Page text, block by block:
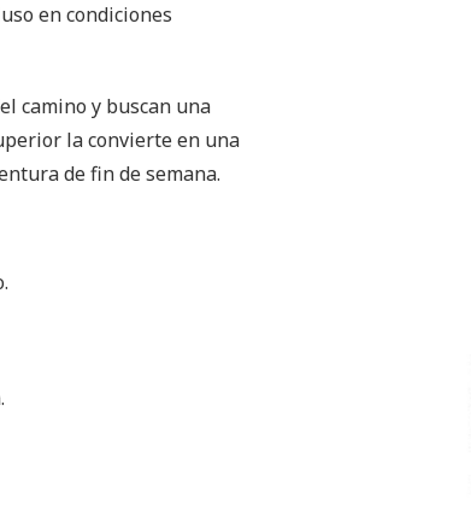
en condiciones
camino y buscan una
la convierte en una
de fin de semana.